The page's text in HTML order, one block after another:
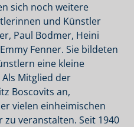
sich noch weitere
und Künstler
Paul Bodmer, Heini
Fenner. Sie bildeten
eine kleine
Mitglied der
Boscovits an,
vielen einheimischen
veranstalten. Seit 1940